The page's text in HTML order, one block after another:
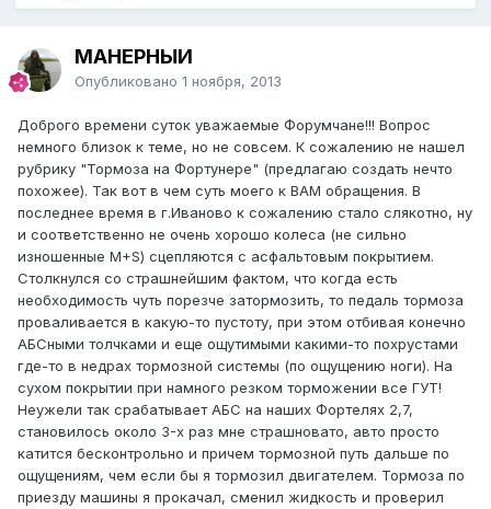
МАНЕРНЫЙ
Опубликовано 1 ноября, 2013
Доброго времени суток уважаемые Форумчане!!! Вопрос
немного близок к теме, но не совсем. К сожалению не нашел
рубрику "Тормоза на Фортунере" (предлагаю создать нечто
похожее). Так вот в чем суть моего к ВАМ обращения. В
последнее время в г.Иваново к сожалению стало слякотно, ну
и соответственно не очень хорошо колеса (не сильно
изношенные M+S) сцепляются с асфальтовым покрытием.
Столкнулся со страшнейшим фактом, что когда есть
необходимость чуть порезче затормозить, то педаль тормоза
проваливается в какую-то пустоту, при этом отбивая конечно
АБСными толчками и еще ощутимыми какими-то похрустами
где-то в недрах тормозной системы (по ощущению ноги). На
сухом покрытии при намного резком торможении все ГУТ!
Неужели так срабатывает АБС на наших Фортелях 2,7,
становилось около 3-х раз мне страшновато, авто просто
катится бесконтрольно и причем тормозной путь дальше по
ощущениям, чем если бы я тормозил двигателем. Тормоза по
приезду машины я прокачал, сменил жидкость и проверил